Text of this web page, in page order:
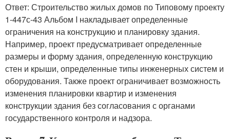
Ответ: Строительство жилых домов по Типовому проекту
1-447с-43 Альбом I накладывает определенные
ограничения на конструкцию и планировку здания.
Например, проект предусматривает определенные
размеры и форму здания, определенную конструкцию
стен и крыши, определенные типы инженерных систем и
оборудования. Также проект ограничивает возможность
изменения планировки квартир и изменения
конструкции здания без согласования с органами
государственного контроля и надзора.